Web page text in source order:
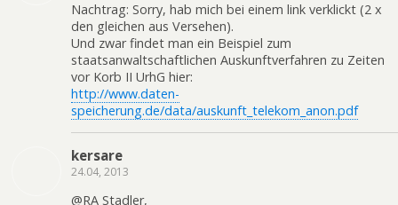
Nachtrag: Sorry, hab mich bei einem link verklickt (2 x
den gleichen aus Versehen).
Und zwar findet man ein Beispiel zum
staatsanwaltschaftlichen Auskunftverfahren zu Zeiten
vor Korb II UrhG hier:
http://www.daten-
speicherung.de/data/auskunft_telekom_anon.pdf
kersare
24.04, 2013
@RA Stadler,